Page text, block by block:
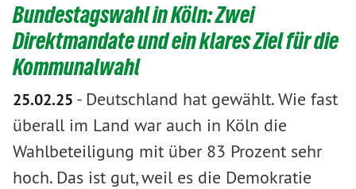
Bundestagswahl in Köln: Zwei
Direktmandate und ein klares Ziel für die
Kommunalwahl
25.02.25 - Deutschland hat gewählt. Wie fast
überall im Land war auch in Köln die
Wahlbeteiligung mit über 83 Prozent sehr
hoch. Das ist gut, weil es die Demokratie